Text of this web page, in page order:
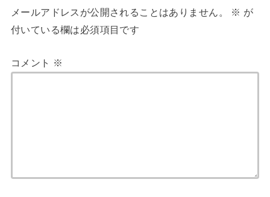
メールアドレスが公開されることはありません。 ※ が
付いている欄は必須項目です
コメント ※